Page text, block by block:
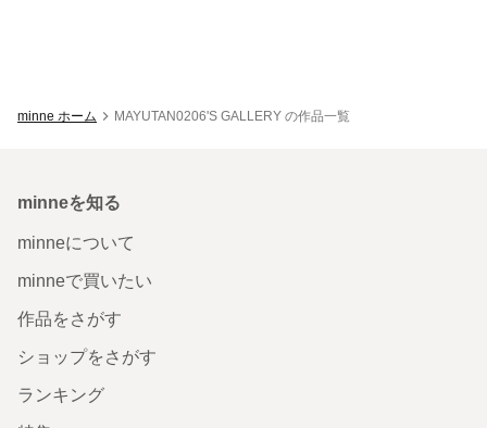
minne ホーム MAYUTAN0206'S GALLERY の作品一覧
minneを知る
minneについて
minneで買いたい
作品をさがす
ショップをさがす
ランキング